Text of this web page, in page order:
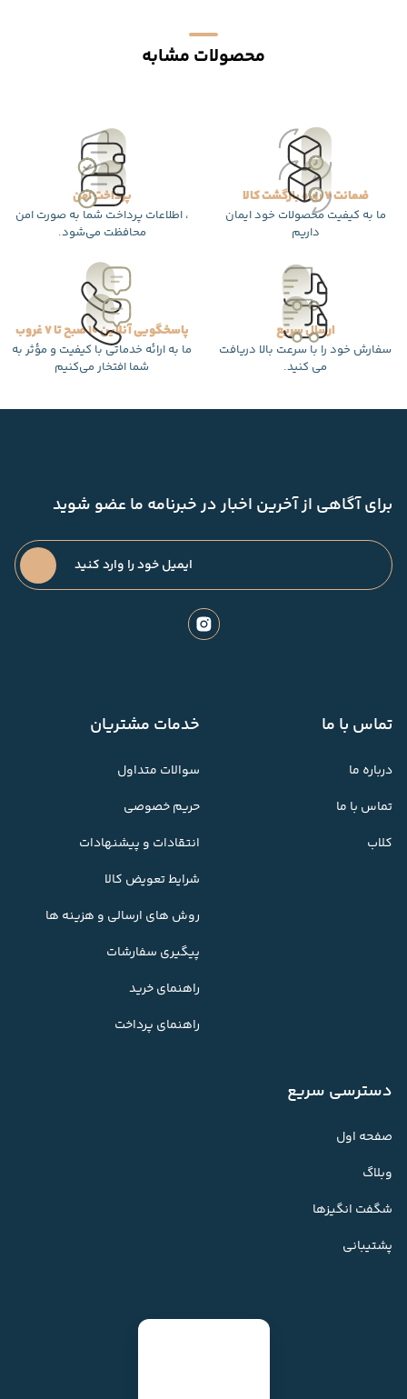
محصولات مشابه
ضمانت 7 روزه بازگشت کالا
ما به کیفیت محصولات خود ایمان
داریم
پرداخت امن
، اطلاعات پرداخت شما به صورت امن
محافظت می‌شود.
ارسال سریع
سفارش خود را با سرعت بالا دریافت
می کنید.
پاسخگویی آنلاین 10 صبح تا 7 غروب
ما به ارائه خدماتی با کیفیت و مؤثر به
شما افتخار می‌کنیم
برای آگاهی از آخرین اخبار در خبرنامه ما عضو شوید
تماس با ما
درباره ما
تماس با ما
کلاب
خدمات مشتریان
سوالات متداول
حریم خصوصی
انتقادات و پیشنهادات
شرایط تعویض کالا
روش های ارسالی و هزینه ها
پیگیری سفارشات
راهنمای خرید
راهنمای پرداخت
دسترسی سریع
صفحه اول
وبلاگ
شگفت انگیزها
پشتیبانی